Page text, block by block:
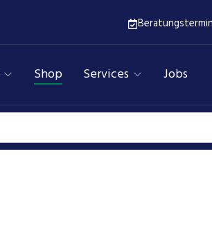
Shop Services Jobs